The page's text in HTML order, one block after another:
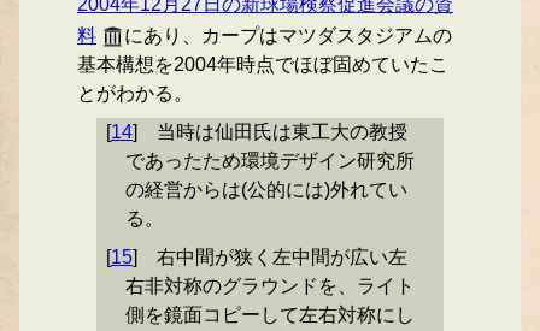
料
にあり、カープはマツダスタジアムの
基本構想を2004年時点でほぼ固めていたこ
とがわかる。
[14]
当時は仙田氏は東工大の教授
であったため環境デザイン研究所
の経営からは(公的には)外れてい
る。
[15]
右中間が狭く左中間が広い左
右非対称のグラウンドを、ライト
側を鏡面コピーして左右対称にし